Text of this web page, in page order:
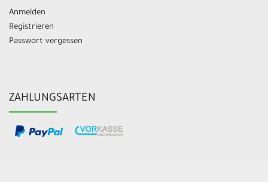
Anmelden
Registrieren
Passwort vergessen
ZAHLUNGSARTEN